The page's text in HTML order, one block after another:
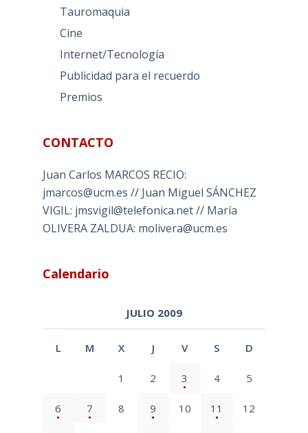
Tauromaquia
Cine
Internet/Tecnología
Publicidad para el recuerdo
Premios
CONTACTO
Juan Carlos MARCOS RECIO:
jmarcos@ucm.es // Juan Miguel SÁNCHEZ
VIGIL: jmsvigil@telefonica.net // María
OLIVERA ZALDUA: molivera@ucm.es
Calendario
JULIO 2009
L M X J V S D
1 2 3 4 5
6 7 8 9 10 11 12